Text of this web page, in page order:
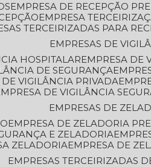
EMPRESA DE RECEPÇÃO
EMPRESA
TERCEIRIZADAS PARA
EMPRESAS DE
HOSPITALAR
EMPRESA
DE SEGURANÇA
DE VIGILÂNCIA PRIVADA
EMPRESA DE VIGILÂNCIA
EMPRESAS DE
EMPRESA DE ZELADORIA
E ZELADORIA
ZELADORIA
EMPRESA DE
EMPRESAS TERCEIRIZADAS